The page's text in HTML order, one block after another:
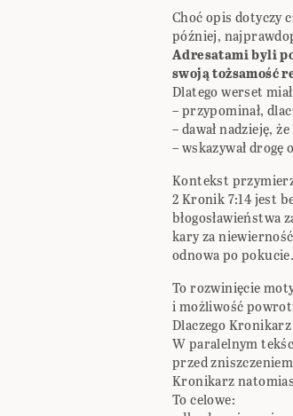
Choć opis dotyczy
później,
Adresatami byli
swoją tożsamość
Dlatego werset
– przypominał,
– dawał nadzieję,
– wskazywał
Kontekst
2 Kronik 7:14 jest
błogosławieństwa
kary za
odnowa po pokucie.
To rozwinięcie
i możliwość
Dlaczego
W paralelnym
przed
Kronikarz
To celowe: